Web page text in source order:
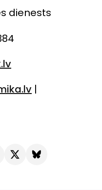
dienests
|